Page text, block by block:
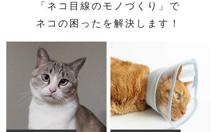
「ネコ目線のモノづくり」で
ネコの困ったを解決します！